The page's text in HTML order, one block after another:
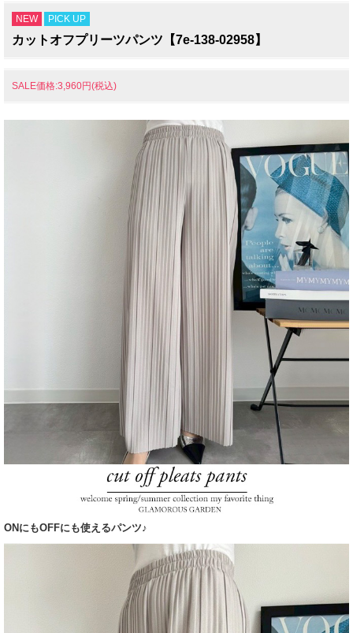
NEW PICK UP
カットオフプリーツパンツ【7e-138-02958】
SALE価格:3,960円(税込)
ONにもOFFにも使えるパンツ♪